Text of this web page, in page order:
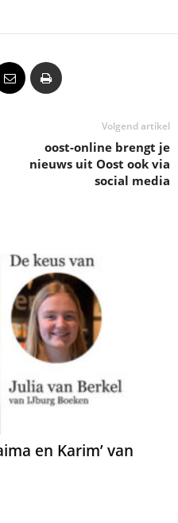
Volgend artikel
oost-online brengt je
nieuws uit Oost ook via
social media
en Karim’ van